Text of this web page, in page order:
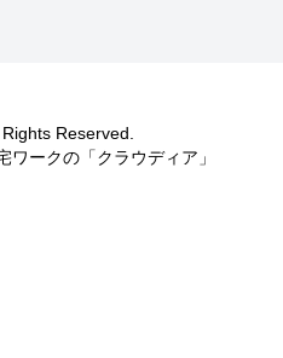
Reserved.
ワークの「クラウディア」